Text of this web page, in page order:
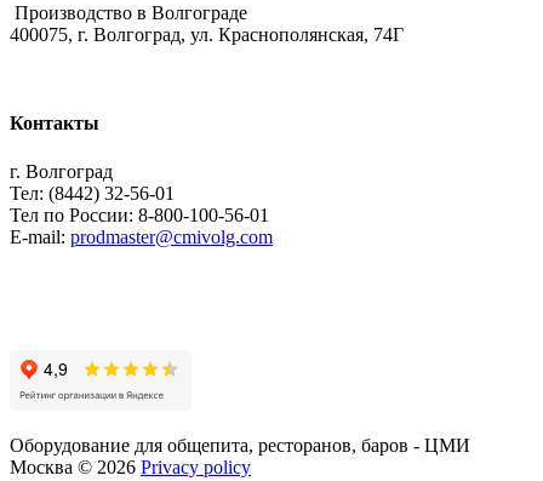
Производство в Волгограде
400075, г. Волгоград, ул. Краснополянская, 74Г
Контакты
г. Волгоград
Тел: (8442) 32-56-01
Тел по России: 8-800-100-56-01
E-mail: prodmaster@cmivolg.com
Оборудование для общепита, ресторанов, баров - ЦМИ
Москва © 2026 Privacy policy